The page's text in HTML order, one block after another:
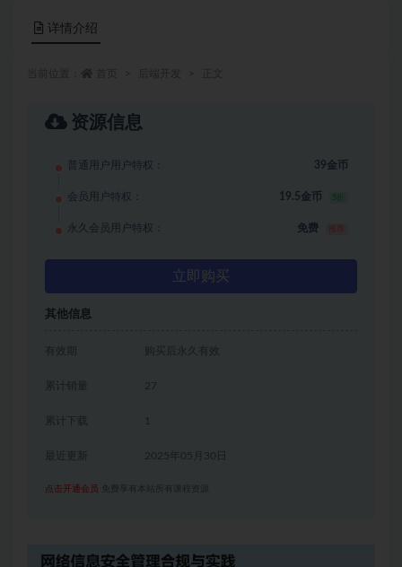
详情介绍
资源信息
普通用户用户特权： 39金币
会员用户特权： 19.5金币 5折
永久会员用户特权： 免费
立即购买
其他信息
有效期 购买后永久有效
累计销量 27
累计下载 1
2025年05月30日
点击开通会员 免费享有本站所有课程资源